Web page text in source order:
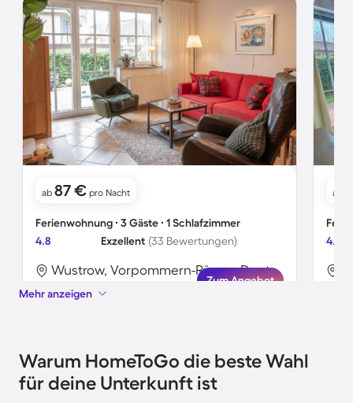
ab 87 € pro Nacht
Ferienwohnung ∙ 3 Gäste ∙ 1 Schlafzimmer
4.8
Exzellent (33 Bewertungen)
Wustrow, Vorpommern-Rügen, Deutschland
Zum Angebot
ab
4.7
Mehr anzeigen
Warum HomeToGo die beste Wahl
für deine Unterkunft ist